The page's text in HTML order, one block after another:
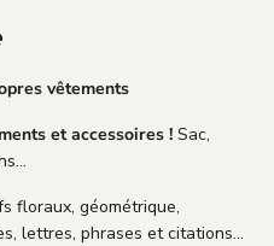
vêtements
et accessoires ! Sac,
floraux, géométrique,
lettres, phrases et citations...